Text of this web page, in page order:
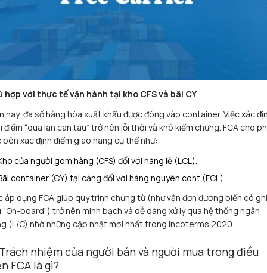
hợp với thực tế vận hành tại kho CFS và bãi CY
nay, đa số hàng hóa xuất khẩu được đóng vào container. Việc xác
điểm “qua lan can tàu” trở nên lỗi thời và khó kiểm chứng. FCA cho
bên xác định điểm giao hàng cụ thể như:
của người gom hàng (CFS) đối với hàng lẻ (LCL).
container (CY) tại cảng đối với hàng nguyên cont (FCL).
áp dụng FCA giúp quy trình chứng từ (như vận đơn đường biển có ghi
“On-board”) trở nên minh bạch và dễ dàng xử lý qua hệ thống ngân
(L/C) nhờ những cập nhật mới nhất trong Incoterms 2020.
nhiệm của người bán và người mua trong điều
FCA là gì?